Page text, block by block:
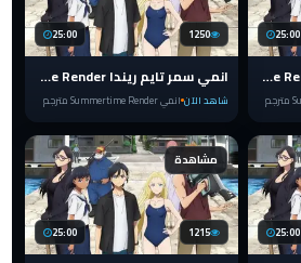
25:00
انمي سمر تايم ريندا Summertime Render الحلقة 17 مترجم
25:00 1250
انمي سمر تايم ريندا Summertime Render الحلقة 16 مترجم
شاهد الآن انمي Summertime Render مترجم
25:00
مشاهدة
25:00 1215